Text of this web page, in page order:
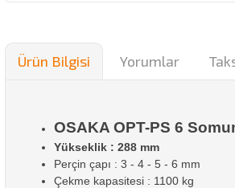
Ürün Bilgisi Yorumlar
OSAKA OPT-PS 6
Yükseklik : 288 mm
Perçin çapı : 3 - 4 - 5 - 6 mm
Çekme kapasitesi : 1100 kg